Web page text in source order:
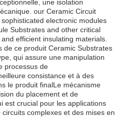
une isolation
our Ceramic Circuit
electronic modules
Substrates and other critical
efficient insulating materials.
de ce produit Ceramic Substrates
qui assure une manipulation
processus de
consistance et à des
le produit finalLe mécanisme
du placement et de
est crucial pour les applications
complexes et des mises en